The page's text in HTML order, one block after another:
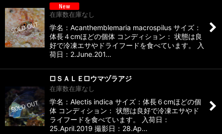
在庫数在庫なし
学名：Acanthemblemaria macrospilus サイズ：
体長４cmほどの個体 コンディション： 状態は良
好で冷凍エサやドライフードを食べています。 入
荷日：2.June.201…
□ＳＡＬＥ□ウマヅラアジ
在庫数在庫なし
学名：Alectis indica サイズ：体長６cmほどの個
体 コンディション： 状態は良好で冷凍エサやド
ライフードを食べています。 入荷日：
25.April.2019 撮影日：28.Ap…